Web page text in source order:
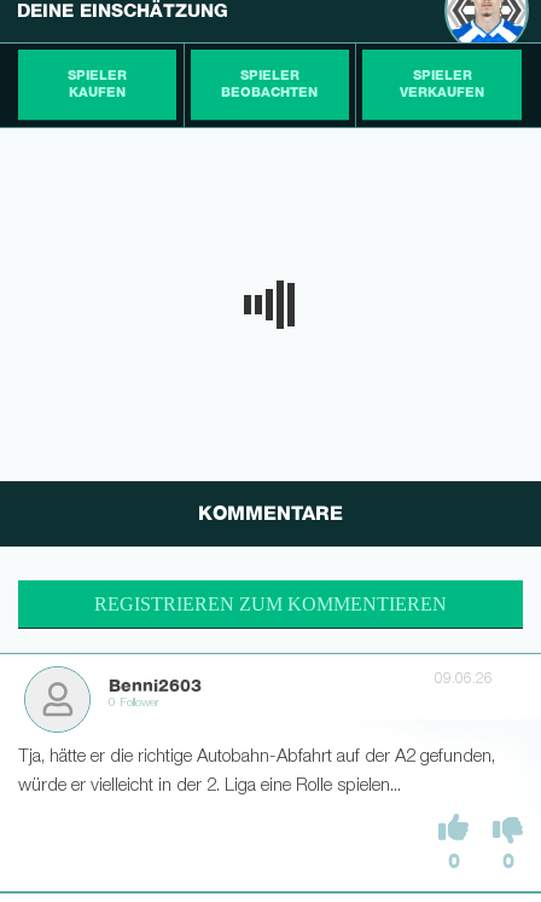
DEINE EINSCHÄTZUNG
SPIELER
KAUFEN
SPIELER
BEOBACHTEN
SPIELER
VERKAUFEN
KOMMENTARE
REGISTRIEREN ZUM KOMMENTIEREN
Benni2603
0 Follower
09.06.26
Tja, hätte er die richtige Autobahn-Abfahrt auf der A2 gefunden,
würde er vielleicht in der 2. Liga eine Rolle spielen...
0 0